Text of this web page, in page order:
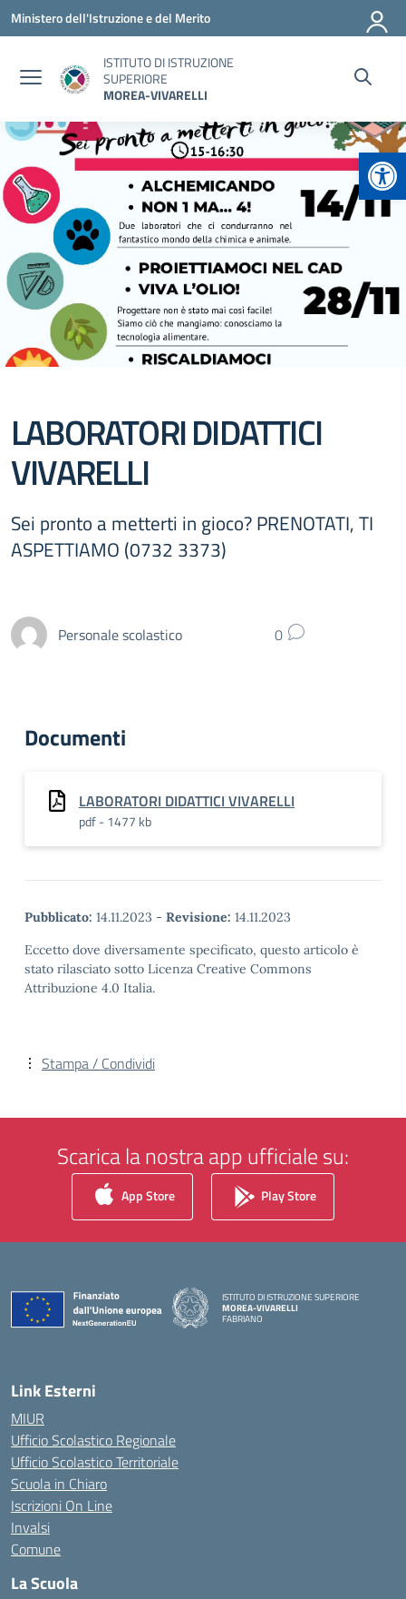
Vai ai contenuti
Vai al menu di navigazione
Vai al footer
Ministero dell'Istruzione e del Merito
ISTITUTO DI ISTRUZIONE
SUPERIORE
MOREA-VIVARELLI
LABORATORI DIDATTICI
VIVARELLI
Sei pronto a metterti in gioco? PRENOTATI, TI
ASPETTIAMO (0732 3373)
Personale scolastico 0
Documenti
LABORATORI DIDATTICI VIVARELLI
pdf - 1477 kb
Pubblicato: 14.11.2023 - Revisione: 14.11.2023
Eccetto dove diversamente specificato, questo articolo è
stato rilasciato sotto Licenza Creative Commons
Attribuzione 4.0 Italia.
Stampa / Condividi
Scarica la nostra app ufficiale su:
App Store Play Store
ISTITUTO DI ISTRUZIONE SUPERIORE
MOREA-VIVARELLI
FABRIANO
Link Esterni
MIUR
Ufficio Scolastico Regionale
Ufficio Scolastico Territoriale
Scuola in Chiaro
Iscrizioni On Line
Invalsi
Comune
La Scuola